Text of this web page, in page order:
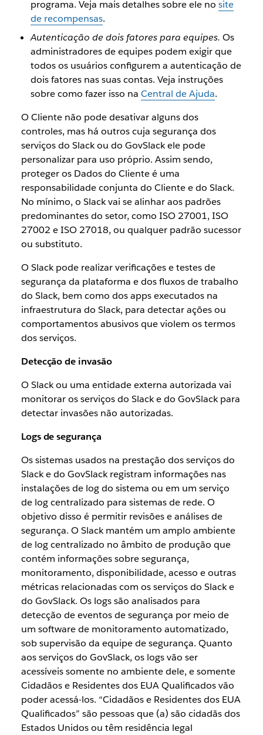
programa. Veja mais detalhes sobre ele no site
de recompensas.
Autenticação de dois fatores para equipes. Os
administradores de equipes podem exigir que
todos os usuários configurem a autenticação de
dois fatores nas suas contas. Veja instruções
sobre como fazer isso na Central de Ajuda.
O Cliente não pode desativar alguns dos
controles, mas há outros cuja segurança dos
serviços do Slack ou do GovSlack ele pode
personalizar para uso próprio. Assim sendo,
proteger os Dados do Cliente é uma
responsabilidade conjunta do Cliente e do Slack.
No mínimo, o Slack vai se alinhar aos padrões
predominantes do setor, como ISO 27001, ISO
27002 e ISO 27018, ou qualquer padrão sucessor
ou substituto.
O Slack pode realizar verificações e testes de
segurança da plataforma e dos fluxos de trabalho
do Slack, bem como dos apps executados na
infraestrutura do Slack, para detectar ações ou
comportamentos abusivos que violem os termos
dos serviços.
Detecção de invasão
O Slack ou uma entidade externa autorizada vai
monitorar os serviços do Slack e do GovSlack para
detectar invasões não autorizadas.
Logs de segurança
Os sistemas usados na prestação dos serviços do
Slack e do GovSlack registram informações nas
instalações de log do sistema ou em um serviço
de log centralizado para sistemas de rede. O
objetivo disso é permitir revisões e análises de
segurança. O Slack mantém um amplo ambiente
de log centralizado no âmbito de produção que
contém informações sobre segurança,
monitoramento, disponibilidade, acesso e outras
métricas relacionadas com os serviços do Slack e
do GovSlack. Os logs são analisados para
detecção de eventos de segurança por meio de
um software de monitoramento automatizado,
sob supervisão da equipe de segurança. Quanto
aos serviços do GovSlack, os logs vão ser
acessíveis somente no ambiente dele, e somente
Cidadãos e Residentes dos EUA Qualificados vão
poder acessá-los. “Cidadãos e Residentes dos EUA
Qualificados” são pessoas que (a) são cidadãs dos
Estados Unidos ou têm residência legal